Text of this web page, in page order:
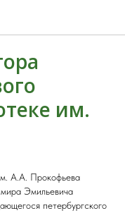
им.
А.А. Прокофьева
Эмильевича
петербургского